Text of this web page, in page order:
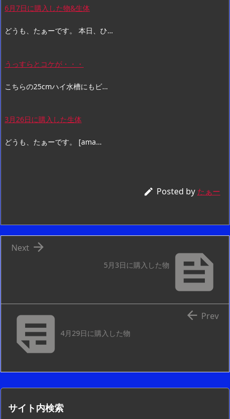
6月7日に購入した物&生体
どうも、たぁーです。 本日、ひ…
うっすらとコケが・・・
こちらの25cmハイ水槽にもビ…
3月26日に購入した生体
どうも、たぁーです。 [ama…
 Posted by たぁー

5月3日に購入した物

Next
4月29日に購入した物
 Prev
サイト内検索